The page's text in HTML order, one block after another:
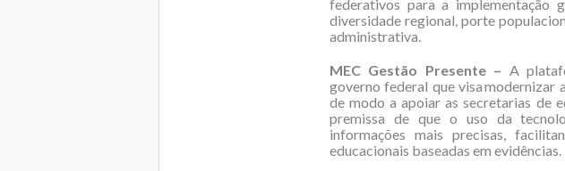
federativos para a implementação
diversidade regional, porte
administrativa.
MEC Gestão Presente – A
governo federal que visa modernizar
de modo a apoiar as secretarias de
premissa de que o uso da
informações mais precisas,
educacionais baseadas em evidências.